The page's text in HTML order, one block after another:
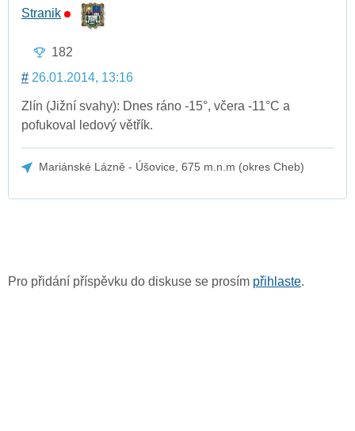
Stranik
182
# 26.01.2014, 13:16
Zlín (Jižní svahy): Dnes ráno -15°, včera -11°C a
pofukoval ledový větřík.
Mariánské Lázně - Úšovice, 675 m.n.m (okres Cheb)
Pro přidání příspěvku do diskuse se prosím přihlaste.